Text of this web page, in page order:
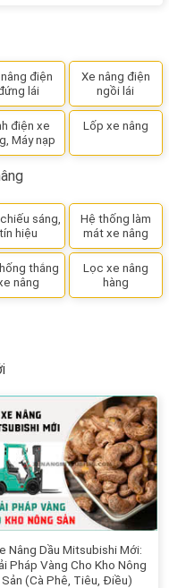
điện
lái
Xe nâng điện
ngồi lái
điện xe
Máy nạp
Lốp xe nâng
sáng,
tín hiệu
Hệ thống làm
mát xe nâng
thắng
nâng
Lọc xe nâng
hàng
Nâng Dầu Mitsubishi Mới:
Pháp Vàng Cho Kho Nông
Sản (Cà Phê, Tiêu, Điều)